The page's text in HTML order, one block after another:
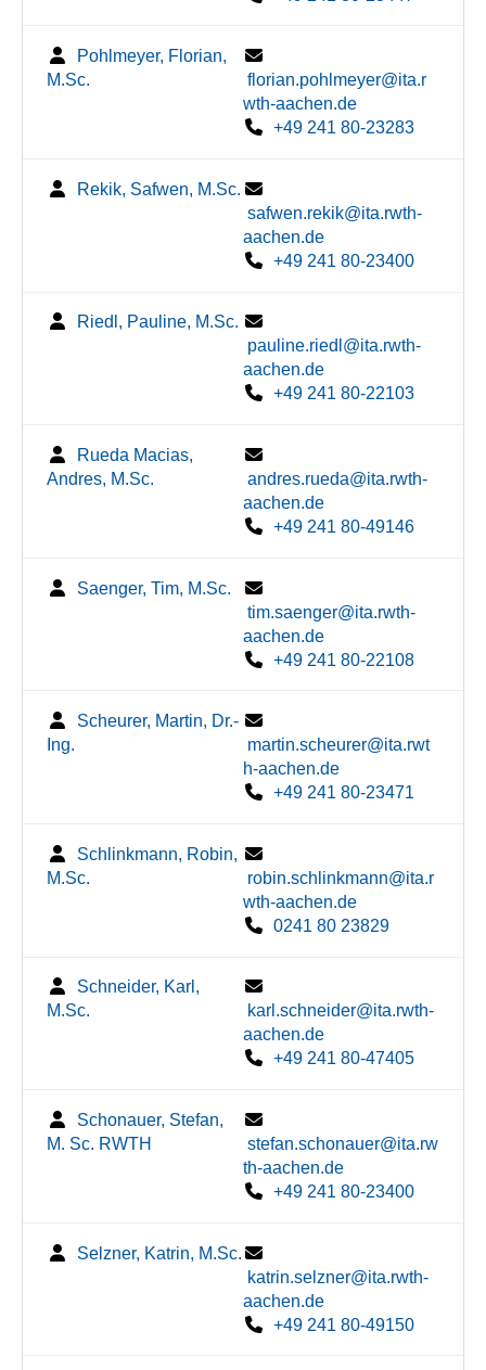
Pohlmeyer, Florian,
M.Sc.
florian.pohlmeyer@ita.r
wth-aachen.de
+49 241 80-23283
Rekik, Safwen, M.Sc.
safwen.rekik@ita.rwth-
aachen.de
+49 241 80-23400
Riedl, Pauline, M.Sc.
pauline.riedl@ita.rwth-
aachen.de
+49 241 80-22103
Rueda Macias,
Andres, M.Sc.
andres.rueda@ita.rwth-
aachen.de
+49 241 80-49146
Saenger, Tim, M.Sc.
tim.saenger@ita.rwth-
aachen.de
+49 241 80-22108
Scheurer, Martin, Dr.-
Ing.
martin.scheurer@ita.rwt
h-aachen.de
+49 241 80-23471
Schlinkmann, Robin,
M.Sc.
robin.schlinkmann@ita.r
wth-aachen.de
0241 80 23829
Schneider, Karl,
M.Sc.
karl.schneider@ita.rwth-
aachen.de
+49 241 80-47405
Schonauer, Stefan,
M. Sc. RWTH
stefan.schonauer@ita.rw
th-aachen.de
+49 241 80-23400
Selzner, Katrin, M.Sc.
katrin.selzner@ita.rwth-
aachen.de
+49 241 80-49150